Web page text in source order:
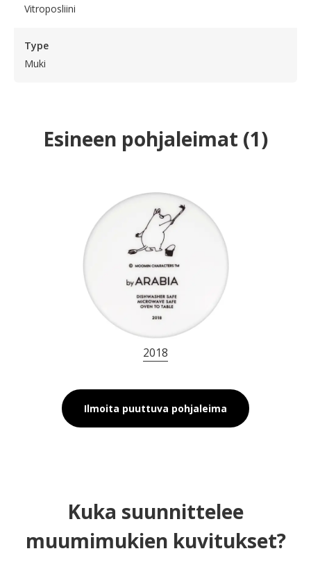
Vitroposliini
Type
Muki
Esineen pohjaleimat (1)
2018
Ilmoita puuttuva pohjaleima
Kuka suunnittelee
muumimukien kuvitukset?